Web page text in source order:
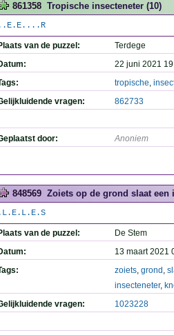
861358 Tropische insecteneter (10)
..E.E....R
van de puzzel:
Terdege
22 juni 2021
tropische,
vragen:
862733
door: Anoniem
848569 Zoiets op de grond slaat een
.L.E.L.E.S
van de puzzel:
De Stem
13 maart 2021
zoiets, grond ,
insecteneter,
vragen:
1023228